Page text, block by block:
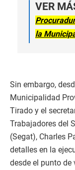
VER
la
Sin embargo,
Municipalidad
Tirado y el
Trabajadores del
(Segat), Charles
detalles en la
desde el punto de